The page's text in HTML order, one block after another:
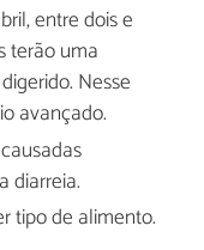
entre dois e
terão uma
Nesse
avançado.
diarreia.
tipo de alimento.